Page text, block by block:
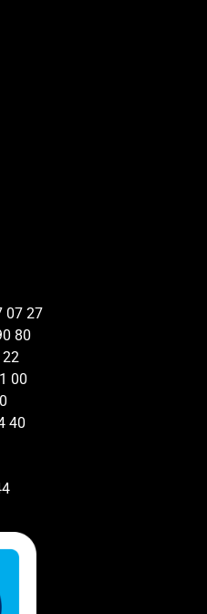
07 27
80
22
00
40